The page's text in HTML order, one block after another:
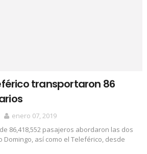
transportaron 86
enero 07, 2019
86,418,552 pasajeros abordaron las dos
Domingo, así como el Teleférico, desde